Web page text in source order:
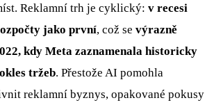
Reklamní trh je cyklický: v recesi
jako první, což se výrazně
kdy Meta zaznamenala historicky
tržeb. Přestože AI pomohla
reklamní byznys, opakované pokusy